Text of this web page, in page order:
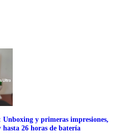
y primeras impresiones,
26 horas de batería